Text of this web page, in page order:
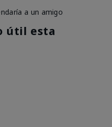
a un amigo
útil esta